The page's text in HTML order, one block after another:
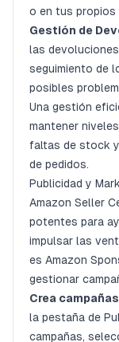
o en tus propios
Gestión de
las
seguimiento de
posibles
Una gestión
mantener
faltas de stock
de pedidos.
Publicidad y
Amazon Seller
potentes para
impulsar las
es Amazon
gestionar
Crea
la pestaña de
campañas,